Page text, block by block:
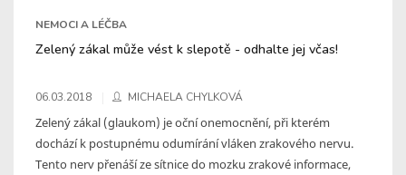
NEMOCI A LÉČBA
Zelený zákal může vést k slepotě - odhalte jej včas!
06.03.2018 MICHAELA CHYLKOVÁ
Zelený zákal (glaukom) je oční onemocnění, při kterém
dochází k postupnému odumírání vláken zrakového nervu.
Tento nerv přenáší ze sítnice do mozku zrakové informace,